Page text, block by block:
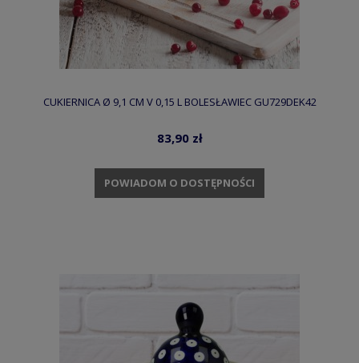
CUKIERNICA Ø 9,1 CM V 0,15 L BOLESŁAWIEC GU729DEK42
83,90 zł
POWIADOM O DOSTĘPNOŚCI